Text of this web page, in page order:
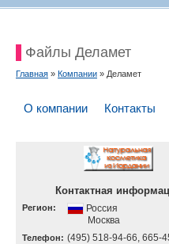
Файлы Деламет
Главная » Компании » Деламет
О компании Контакты
Контактная
Регион:
Россия
Москва
Телефон: (495) 518-94-66, 665-